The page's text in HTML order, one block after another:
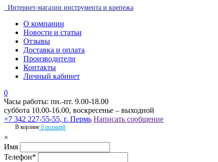
Интернет-магазин инструмента и крепежа
О компании
Новости и статьи
Отзывы
Доставка и оплата
Производители
Контакты
Личный кабинет
0
Часы работы: пн.-пт. 9.00-18.00
суббота 10.00-16.00, воскресенье – выходной
+7 342 227-55-55, г. Пермь Написать сообщение
В корзине 0 позиций
×
Имя
Телефон*